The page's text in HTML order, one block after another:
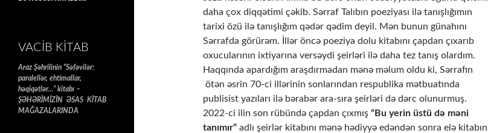
daha çox diqqətimi çəkib. Sərraf Talıbın poeziyası ilə tanışlığımın
tarixi özü ilə tanışlığım qədər qədim deyil. Mən bunun günahını
Sərrafda görürəm. İllər öncə poeziya dolu kitabını çapdan çıxarıb
oxucularının ixtiyarına versəydi şeirləri ilə daha tez tanış olardım.
Haqqında apardığım araşdırmadan mənə məlum oldu ki, Sərrafın
ötən əsrin 70-ci illərinin sonlarından respublika mətbuatında
publisist yazıları ilə bərabər ara-sıra şeirləri də dərc olunurmuş.
2022-ci ilin son rübündə çapdan çıxmış “Bu yerin üstü də məni
tanımır” adlı şeirlər kitabını mənə hədiyyə edəndən sonra elə kitabın
VACIB KITAB
Araz Şəhrilinin “Səfəvilər:
paralellər, ehtimallar,
həqiqətlər…” kitabı –
ŞƏHƏRİMİZİN ƏSAS KİTAB
MAĞAZALARINDA